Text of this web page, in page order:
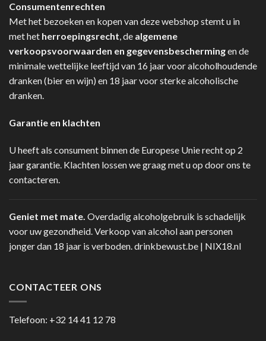
Consumentenrechten
Met het bezoeken en kopen van deze webshop stemt u in
met het herroepingsrecht, de algemene
verkoopsvoorwaarden en gegevensbeschermingen de
minimale wettelijke leeftijd van 16 jaar voor alcoholhoudende
dranken (bier en wijn) en 18 jaar voor sterke alcoholische
dranken.
Garantie en klachten
U heeft als consument binnen de Europese Unie recht op 2
jaar garantie. Klachten lossen we graag met u op door ons te
contacteren.
Geniet met mate. Overdadig alcoholgebruik is schadelijk
voor uw gezondheid. Verkoop van alcohol aan personen
jonger dan 18 jaar is verboden. drinkbewust.be | NIX18.nl
CONTACTEER ONS
Telefoon: +32 14 41 12 78